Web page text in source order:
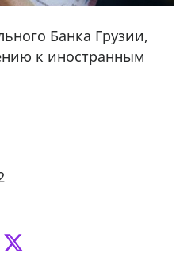
Банка Грузии,
к иностранным